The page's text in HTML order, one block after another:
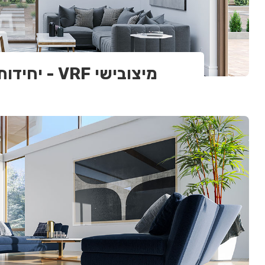
מיצובישי VRF - יחידות חוץ